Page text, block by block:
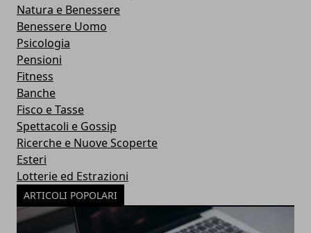
Natura e Benessere
Benessere Uomo
Psicologia
Pensioni
Fitness
Banche
Fisco e Tasse
Spettacoli e Gossip
Ricerche e Nuove Scoperte
Esteri
Lotterie ed Estrazioni
ARTICOLI POPOLARI